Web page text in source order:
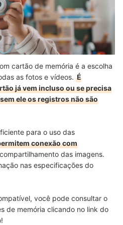
cartão de memória é a escolha
as fotos e vídeos. É
já vem incluso ou se precisa
ele os registros não são
para o uso das
conexão com
das imagens.
nas especificações do
você pode consultar o
de memória clicando no link do